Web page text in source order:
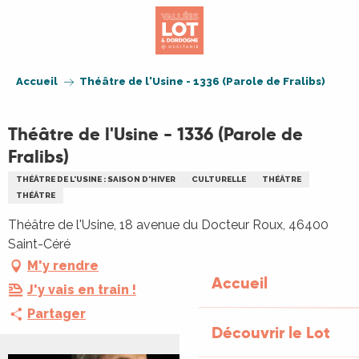
Accueil
Découvrir le Lot
Accueil Théâtre de l'Usine - 1336 (Parole de Fralibs)
Théâtre de l'Usine - 1336 (Parole de
Fralibs)
THÉÂTRE DE L'USINE : SAISON D'HIVER CULTURELLE
THÉÂTRE
THÉÂTRE
Théâtre de l'Usine, 18 avenue du Docteur Roux, 46400
Saint-Céré
M'y rendre
J'y vais en train !
Partager